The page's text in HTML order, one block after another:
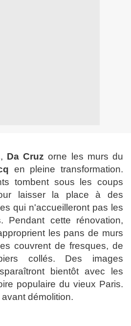
Da Cruz orne les murs du
en pleine transformation.
tombent sous les coups
laisser la place à des
qui n'accueilleront pas les
Pendant cette rénovation,
les pans de murs
couvrent de fresques, de
collés. Des images
bientôt avec les
populaire du vieux Paris.
démolition.